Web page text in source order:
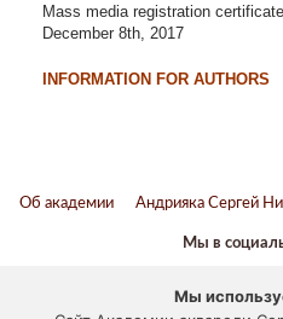
Mass media registration
December 8th, 2017
INFORMATION FOR AUTHORS
Об академии Андрияка Сергей
Мы в
Мы